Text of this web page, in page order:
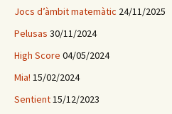
Jocs d’àmbit matemàtic 24/11/2025
Pelusas 30/11/2024
High Score 04/05/2024
Mia! 15/02/2024
Sentient15/12/2023